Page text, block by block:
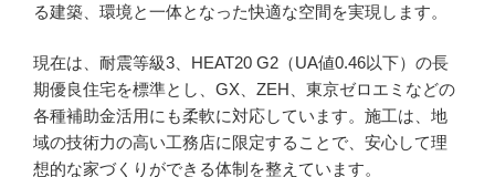
る建築、環境と一体となった快適な空間を実現します。
現在は、耐震等級3、HEAT20 G2（UA値0.46以下）の長
期優良住宅を標準とし、GX、ZEH、東京ゼロエミなどの
各種補助金活用にも柔軟に対応しています。施工は、地
域の技術力の高い工務店に限定することで、安心して理
想的な家づくりができる体制を整えています。